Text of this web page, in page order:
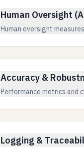
Human Oversight
Human oversight
Accuracy &
Performance metrics and
Logging &